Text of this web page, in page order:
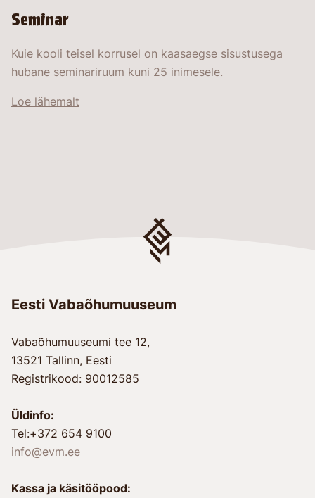
Seminar
Kuie kooli teisel korrusel on kaasaegse sisustusega
hubane seminariruum kuni 25 inimesele.
Loe lähemalt
Eesti Vabaõhumuuseum
Vabaõhumuuseumi tee 12,
13521 Tallinn, Eesti
Registrikood: 90012585
Üldinfo:
Tel:+372 654 9100
info@evm.ee
Kassa ja käsitööpood: